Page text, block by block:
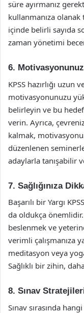
süre ayırmanız
kullanmanıza olanak
içinde belirli sayıda
zaman yönetimi
6.
KPSS hazırlığı
motivasyonunuzu
belirleyin ve bu
verin. Ayrıca,
kalmak,
düzenlenen
adaylarla tanışabilir
7. Sağlığınıza
Başarılı bir Yargı
da oldukça
beslenmek ve
verimli çalışmanıza
meditasyon veya
Sağlıklı bir zihin,
8. Sınav
Sınav sırasında